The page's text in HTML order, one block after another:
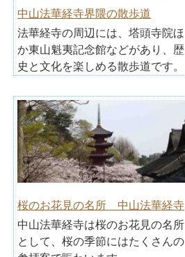
中山法華経寺界隈の散歩道
法華経寺の周辺には、塔頭寺院ほ
か東山魁夷記念館などがあり、歴
史と文化を楽しめる散歩道です。
桜のお花見の名所 中山法華経寺
中山法華経寺は桜のお花見の名所
として、桜の季節にはたくさんの